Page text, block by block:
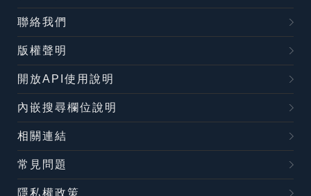
聯絡我們
版權聲明
開放API使用說明
內嵌搜尋欄位說明
相關連結
常見問題
隱私權政策